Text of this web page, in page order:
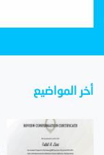
أخر المواضيع